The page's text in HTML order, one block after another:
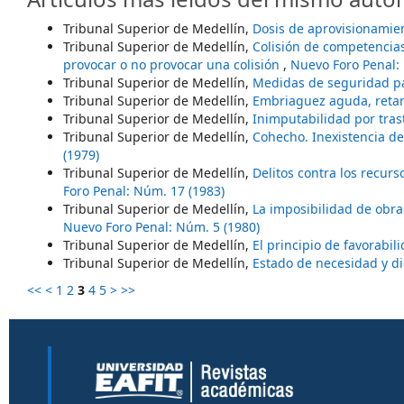
Tribunal Superior de Medellín, Dosis de
Tribunal Superior de Medellín, Colisión de
provocar o no provocar una colisión , Nuevo Foro
Tribunal Superior de Medellín, Medidas de seguridad
Tribunal Superior de Medellín, Embriaguez aguda,
Tribunal Superior de Medellín, Inimputabilidad por
Tribunal Superior de Medellín, Cohecho. Inexistencia
(1979)
Tribunal Superior de Medellín, Delitos contra los
Foro Penal: Núm. 17 (1983)
Tribunal Superior de Medellín, La imposibilidad de
Nuevo Foro Penal: Núm. 5 (1980)
Tribunal Superior de Medellín, El principio de
Tribunal Superior de Medellín, Estado de necesidad y
<< < 1 2 3 4 5 > >>